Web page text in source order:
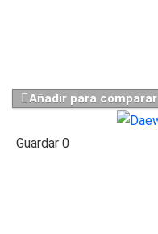
Añadir para comparar
Guardar 0